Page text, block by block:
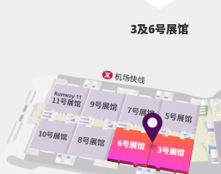
3及6号展馆